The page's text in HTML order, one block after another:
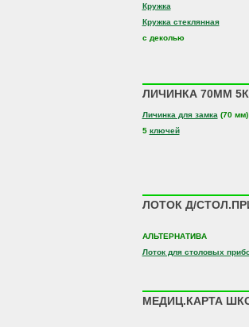
Кружка
Кружка стеклянная
с деколью
ЛИЧИНКА 70ММ
Личинка для замка (70 мм)
5 ключей
ЛОТОК Д/
АЛЬТЕРНАТИВА
Лоток для столовых
МЕДИЦ.КАРТА